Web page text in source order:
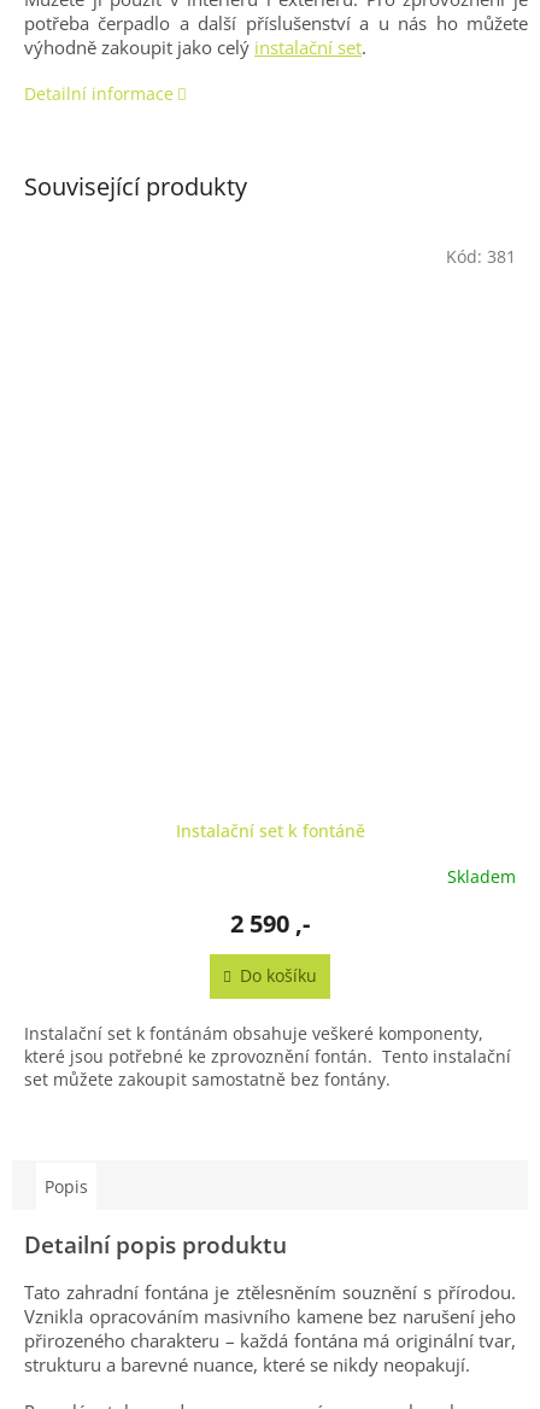
potřeba čerpadlo a další příslušenství a u nás ho můžete
výhodně zakoupit jako celý instalační set.
Detailní informace
Související produkty
Instalační set k fontáně
Skladem
2 590 ,-
Do košíku
Instalační set k fontánám obsahuje veškeré komponenty,
které jsou potřebné ke zprovoznění fontán. Tento instalační
set můžete zakoupit samostatně bez fontány.
Kód: 381
Popis
Detailní popis produktu
Tato zahradní fontána je ztělesněním souznění s přírodou.
Vznikla opracováním masivního kamene bez narušení jeho
přirozeného charakteru – každá fontána má originální tvar,
strukturu a barevné nuance, které se nikdy neopakují.